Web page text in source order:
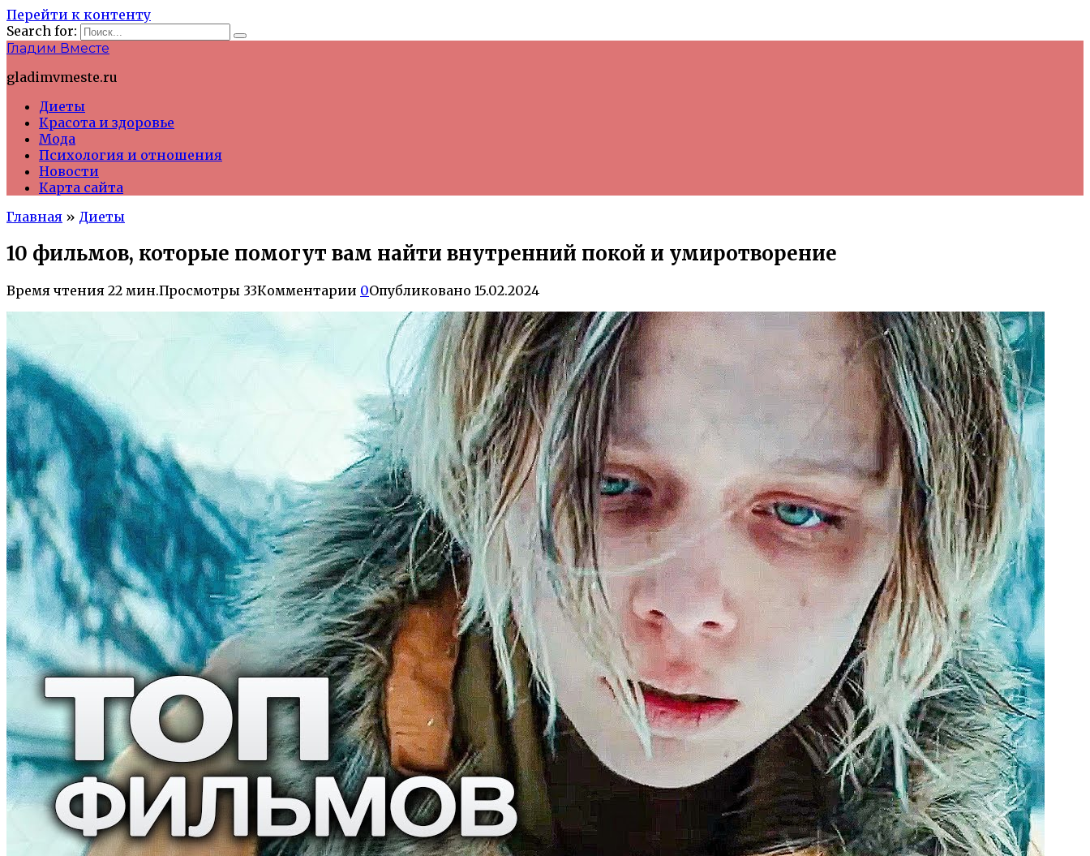
Перейти к контенту
Search for:
Гладим Вместе
gladimvmeste.ru
Диеты
Красота и здоровье
Мода
Психология и отношения
Новости
Карта сайта
Главная » Диеты
10 фильмов, которые помогут вам найти внутренний покой и умиротворение
Время чтения 22 мин.Просмотры 33Комментарии 0Опубликовано 15.02.2024